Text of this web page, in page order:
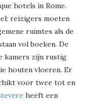
hotels in Rome.
reizigers moeten
ruimtes als de
vol boeken. De
kamers zijn rustig
houten vloeren. Er
voor twee tot en
heeft een